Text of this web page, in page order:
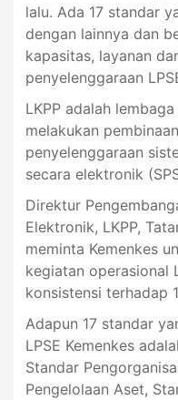
lalu. Ada 17 standar
dengan lainnya dan
kapasitas, layanan
penyelenggaraan
LKPP adalah
melakukan
penyelenggaraan
secara elektronik
Direktur
Elektronik, LKPP,
meminta Kemenkes
kegiatan operasional
konsistensi terhadap
Adapun 17 standar
LPSE Kemenkes
Standar
Pengelolaan Aset,